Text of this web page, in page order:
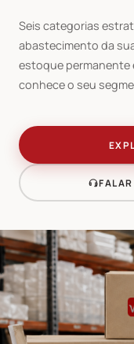
Seis categorias
abastecimento da
estoque permanente
conhece o seu